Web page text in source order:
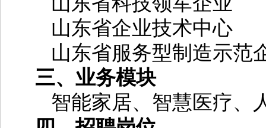
山东省企业技术中心
山东省服务型制造示范
三、业务模块
智能家居、智慧医疗、